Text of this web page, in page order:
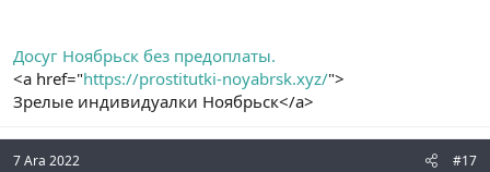
Досуг Ноябрьск без предоплаты.
<a href="https://prostitutki-noyabrsk.xyz/">
Зрелые индивидуалки Ноябрьск</a>
7 Ara 2022 #17